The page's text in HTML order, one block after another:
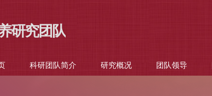
研究团队
科研团队简介 研究概况 团队领导